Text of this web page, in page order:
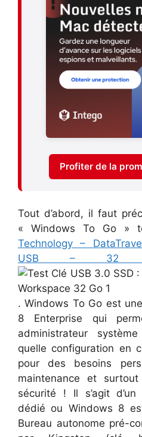
Profiter de la
Tout d’abord, il faut
« Windows To Go »
Technology –
USB – 32
. Windows To Go est
8 Enterprise qui
administrateur
quelle configuration en
pour des besoins
maintenance et
sécurité ! Il s’agit d’un
dédié ou Windows 8
Bureau autonome pré-